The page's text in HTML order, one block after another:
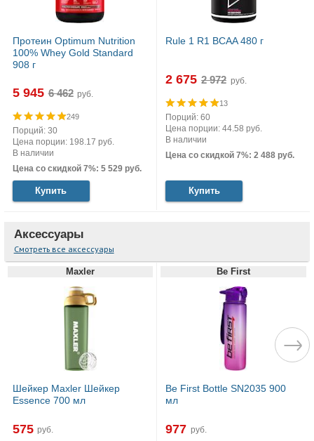
Протеин Optimum Nutrition
100% Whey Gold Standard
908 г
5 945 руб.
249
Порций: 30
Цена порции: 198.17 руб.
В наличии
Цена со скидкой 7%: 5 529 руб.
Купить
Rule 1 R1 BCAA 480 г
2 675 руб.
13
Порций: 60
Цена порции: 44.58 руб.
В наличии
Цена со скидкой 7%: 2 488 руб.
Купить
Аксессуары
Смотреть все аксессуары
Maxler
Шейкер Maxler Шейкер
Essence 700 мл
575 руб.
Be First
Be First Bottle SN2035 900
мл
977 руб.